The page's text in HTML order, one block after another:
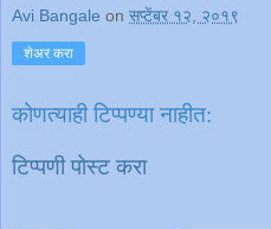
Avi Bangale on सप्टेंबर १२, २०१९
शेअर करा
कोणत्याही टिप्पण्‍या नाहीत:
टिप्पणी पोस्ट करा